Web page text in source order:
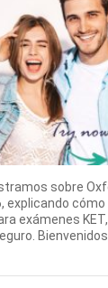
sobre
explicando
exámenes KET,
Bienvenidos